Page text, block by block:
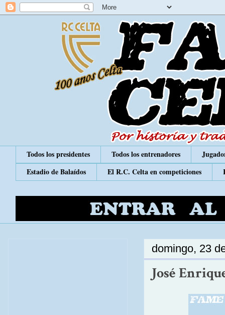
Todos los presidentes Todos los entrenadores
Estadio de Balaídos
El R.C. Celta en competiciones
domingo, 23
José